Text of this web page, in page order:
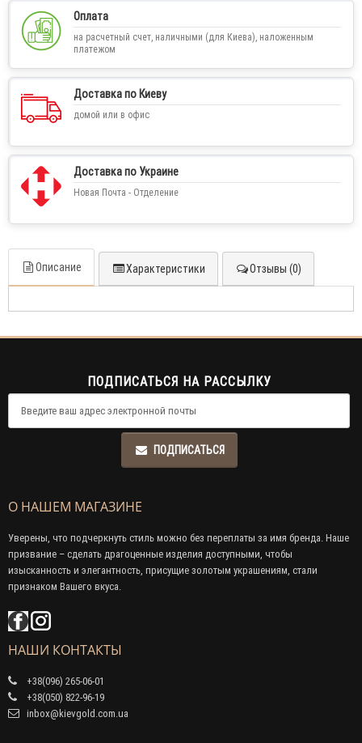
Оплата
на расчетный счет, наличными (для Киева), наложенным
платежом
Доставка по Киеву
домой или в офис
Доставка по Украине
Новая Почта - Отделение
Описание Характеристики Отзывы (0)
ПОДПИСАТЬСЯ НА РАССЫЛКУ
ПОДПИСАТЬСЯ
О НАШЕМ МАГАЗИНЕ
Уверены, что подчеркнуть стиль можно без переплаты за имя бренда. Наше
призвание – сделать драгоценные изделия доступными, чтобы
изысканность и элегантность, присущие золотым украшениям, стали
признаком Вашего вкуса.
НАШИ КОНТАКТЫ
+38(096) 265-06-01
+38(050) 822-96-19
inbox@kievgold.com.ua